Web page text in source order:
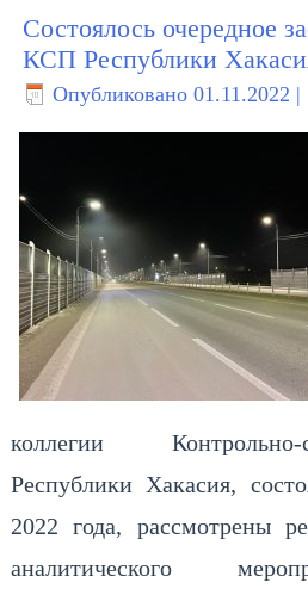
Состоялось очередное
КСП Республики
Опубликовано 01.11.2022 |
коллегии
Республики Хакасия,
2022 года, рассмотрены
аналитического